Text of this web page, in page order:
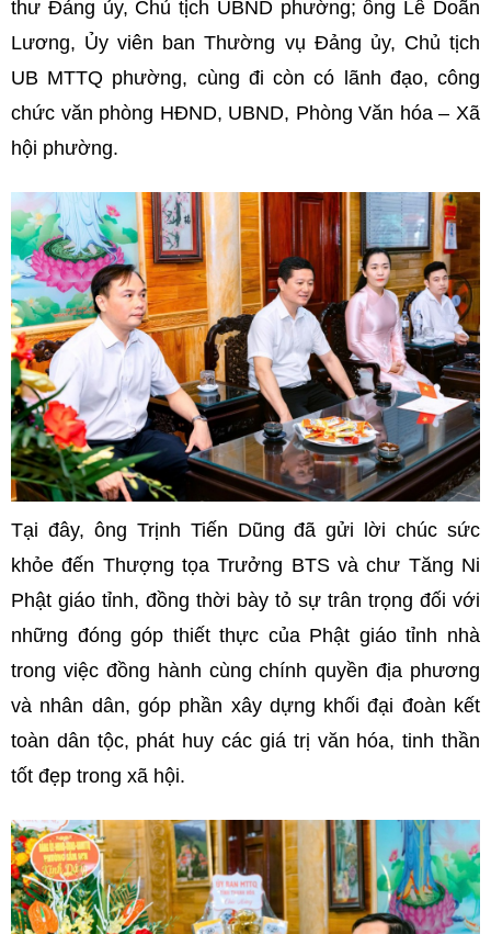
thư Đảng ủy, Chủ tịch UBND phường; ông Lê Doãn
Lương, Ủy viên ban Thường vụ Đảng ủy, Chủ tịch
UB MTTQ phường, cùng đi còn có lãnh đạo, công
chức văn phòng HĐND, UBND, Phòng Văn hóa – Xã
hội phường.
Tại đây, ông Trịnh Tiến Dũng đã gửi lời chúc sức
khỏe đến Thượng tọa Trưởng BTS và chư Tăng Ni
Phật giáo tỉnh, đồng thời bày tỏ sự trân trọng đối với
những đóng góp thiết thực của Phật giáo tỉnh nhà
trong việc đồng hành cùng chính quyền địa phương
và nhân dân, góp phần xây dựng khối đại đoàn kết
toàn dân tộc, phát huy các giá trị văn hóa, tinh thần
tốt đẹp trong xã hội.